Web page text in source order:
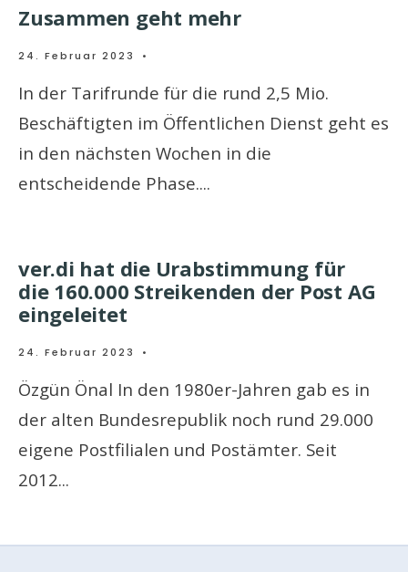
Zusammen geht mehr
24. Februar 2023 •
In der Tarifrunde für die rund 2,5 Mio.
Beschäftigten im Öffentlichen Dienst geht es
in den nächsten Wochen in die
entscheidende Phase....
ver.di hat die Urabstimmung für
die 160.000 Streikenden der Post AG
eingeleitet
24. Februar 2023 •
Özgün Önal In den 1980er-Jahren gab es in
der alten Bundesrepublik noch rund 29.000
eigene Postfilialen und Postämter. Seit
2012...